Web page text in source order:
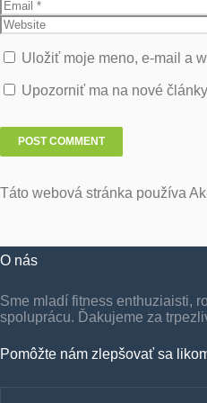
Uložiť moje meno, e-mail a
Upozorniť ma na nové
Táto webová stránka používa
O nás
Sme mladí fitness enthuziaisti,
spoluprácu. Ďakujeme za
Pomôžte nám zlepšovať sa